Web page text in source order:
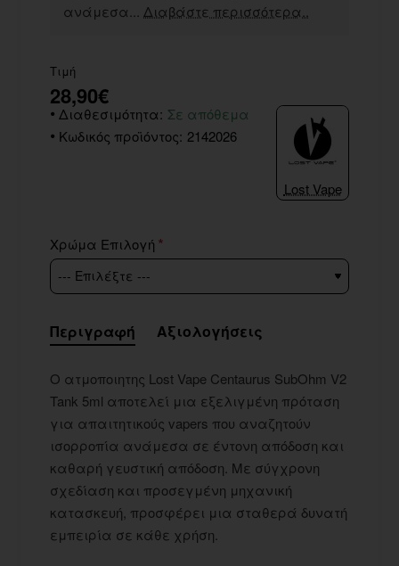
ανάμεσα... Διαβάστε περισσότερα..
Τιμή
28,90€
Διαθεσιμότητα: Σε απόθεμα
Κωδικός προϊόντος: 2142026
Lost Vape
Χρώμα Επιλογή
Περιγραφή Αξιολογήσεις
Ο ατμοποιητης Lost Vape Centaurus SubOhm V2
Tank 5ml αποτελεί μια εξελιγμένη πρόταση
για απαιτητικούς vapers που αναζητούν
ισορροπία ανάμεσα σε έντονη απόδοση και
καθαρή γευστική απόδοση. Με σύγχρονη
σχεδίαση και προσεγμένη μηχανική
κατασκευή, προσφέρει μια σταθερά δυνατή
εμπειρία σε κάθε χρήση.